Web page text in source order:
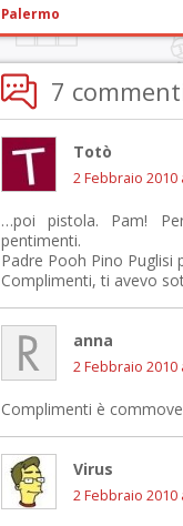
Palermo
7
Totò
2 Febbraio 2010
…poi pistola. Pam!
pentimenti.
Padre Pooh Pino Puglisi
Complimenti, ti avevo
anna
2 Febbraio 2010
Complimenti è
Virus
2 Febbraio 2010